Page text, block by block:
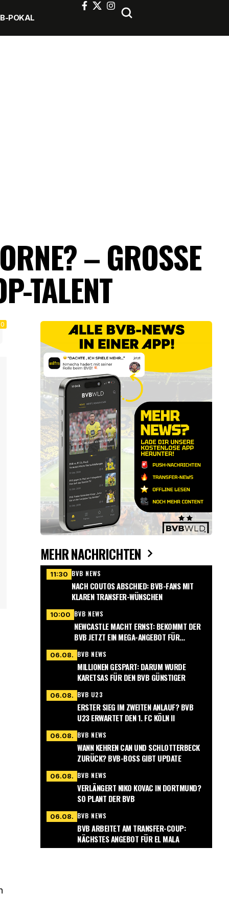
POKAL
– GROSSE K
TALENT
0
MEHR NACHRICHTEN
11:30 BVB NEWS
NACH COUTOS ABSCHIED: BVB-FANS MIT
KLAREN TRANSFER-WÜNSCHEN
10:00 BVB NEWS
NEWCASTLE MACHT ERNST: BEKOMMT DER
BVB JETZT EIN MEGA-ANGEBOT FÜR
NMECHA?
06.08. BVB NEWS
MILLIONEN GESPART: DARUM WURDE
KARETSAS FÜR DEN BVB GÜNSTIGER
06.08. BVB U23
ERSTER SIEG IM ZWEITEN ANLAUF? BVB
U23 ERWARTET DEN 1. FC KÖLN II
06.08. BVB NEWS
WANN KEHREN CAN UND SCHLOTTERBECK
ZURÜCK? BVB-BOSS GIBT UPDATE
06.08. BVB NEWS
VERLÄNGERT NIKO KOVAC IN DORTMUND?
SO PLANT DER BVB
06.08. BVB NEWS
BVB ARBEITET AM TRANSFER-COUP:
NÄCHSTES ANGEBOT FÜR EL MALA